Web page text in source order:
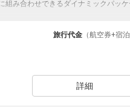
組み合わせできるダイナミックパッ
（またはJALグループ）確約！フライ
や現地交通・体験プランなどの追加
旅行代金 （航空券+宿
詳細